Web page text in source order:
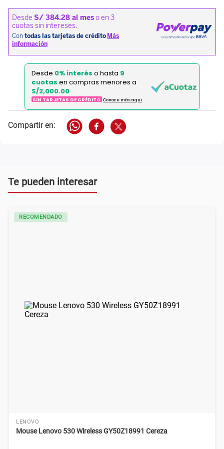
Desde 0% interés o hasta 9
cuotas en compras menores a
S/2,000.00
SIN TARJETAS DE CRÉDITO Conoce más aqui
Te pueden interesar
RECOMENDADO
LENOVO
Mouse Lenovo 530 Wireless GY50Z18991 Cereza